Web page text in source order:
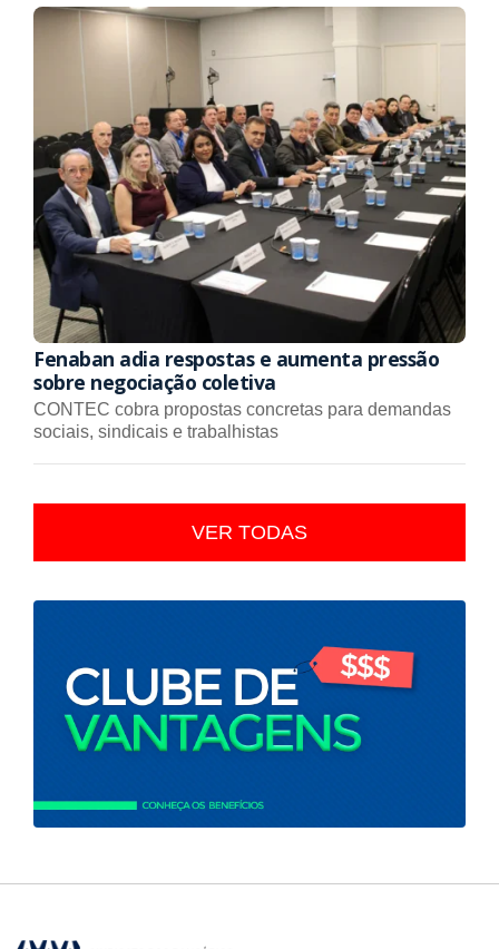
Fenaban adia respostas e aumenta pressão
sobre negociação coletiva
CONTEC cobra propostas concretas para demandas
sociais, sindicais e trabalhistas
VER TODAS